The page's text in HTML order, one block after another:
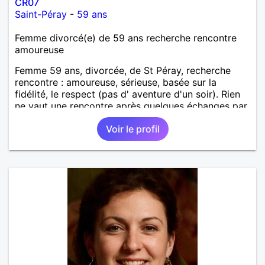
Saint-Péray - 59 ans
Femme divorcé(e) de 59 ans recherche rencontre
amoureuse
Femme 59 ans, divorcée, de St Péray, recherche
rencontre : amoureuse, sérieuse, basée sur la
fidélité, le respect (pas d' aventure d'un soir). Rien
ne vaut une rencontre après quelques échanges par
messages pour savoir si il y a un feeling entre les
deux et le désir de se revoir. Au plaisir de se
Voir le profil